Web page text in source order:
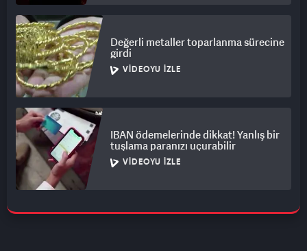
Değerli metaller toparlanma sürecine
girdi
VIDEOYU İZLE
IBAN ödemelerinde dikkat! Yanlış bir
tuşlama paranızı uçurabilir
VIDEOYU İZLE